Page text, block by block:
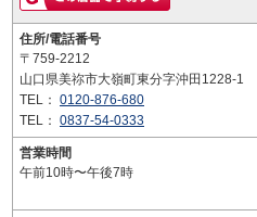
住所/電話番号
〒759-2212
山口県美祢市大嶺町東分字沖田1228-1
TEL： 0120-876-680
TEL： 0837-54-0333
営業時間
午前10時〜午後7時